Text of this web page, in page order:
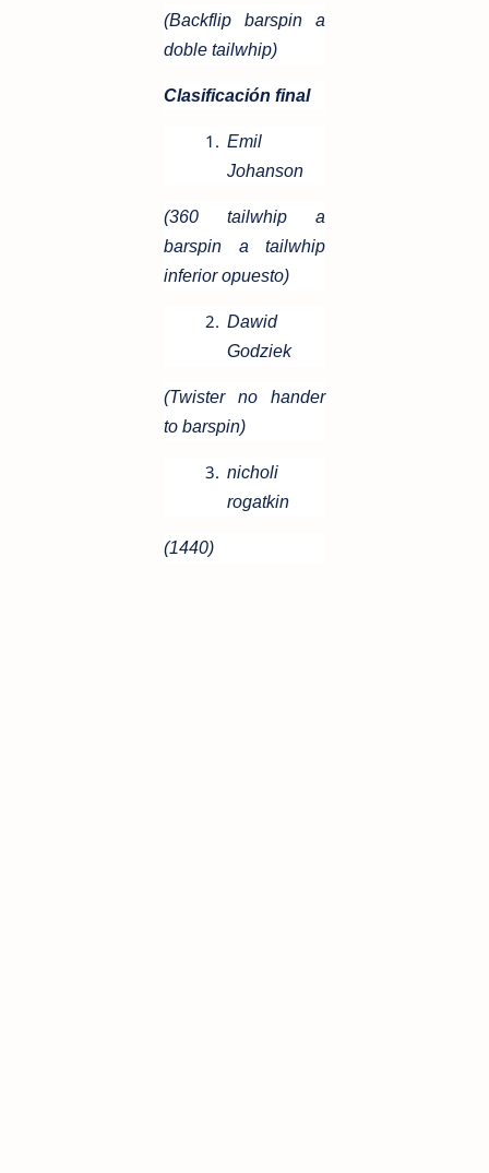
(Backflip barspin a
doble tailwhip)
Clasificación final
Emil
Johanson
(360 tailwhip a
barspin a tailwhip
inferior opuesto)
Dawid
Godziek
(Twister no hander
to barspin)
nicholi
rogatkin
(1440)